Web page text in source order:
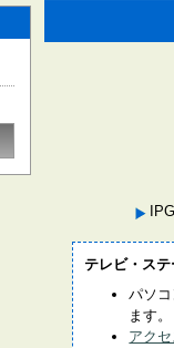
テレビ・ス
パソ
ます。
アク